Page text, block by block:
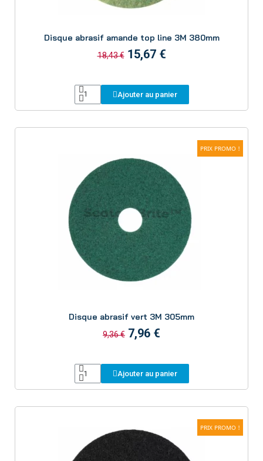
Disque abrasif amande top line 3M 380mm
18,43 € 15,67 €
Ajouter au panier
PRIX PROMO !
Disque abrasif vert 3M 305mm
9,36 € 7,96 €
Ajouter au panier
PRIX PROMO !